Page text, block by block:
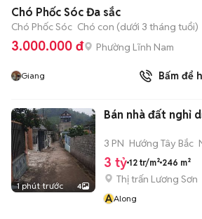
Chó Phốc Sóc Đa sắc
Chó Phốc Sóc Chó con (dưới 3 tháng tuổi)
3.000.000 đ Phường Lĩnh Nam
Giang Bấm để
1 phút trước 4
Bán nhà đất nghỉ
3 PN Hướng Tây Bắc
3 tỷ 12 tr/m² 246 m²
Thị trấn Lương Sơn
AAlong